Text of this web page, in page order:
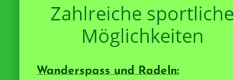
Zahlreiche sportliche
Möglichkeiten
Wanderspass und Radeln: